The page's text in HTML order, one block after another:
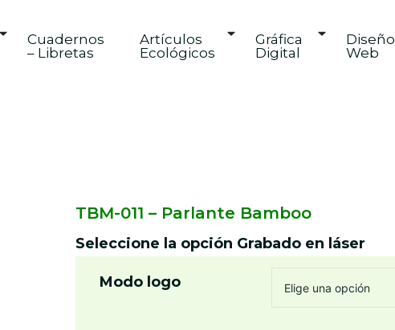
Cuadernos
– Libretas
Artículos
Ecológicos
Gráfica
Digital
Diseño
Web
TBM-011 – Parlante Bamboo
Seleccione la opción Grabado en láser
Modo logo